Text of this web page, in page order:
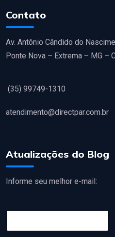
Contato
Av. Antônio Cândido do
Ponte Nova – Extrema – MG –
(35) 99749-1310
atendimento@directpar.com.br
Atualizações do Blog
Informe seu melhor e-mail:
E
a